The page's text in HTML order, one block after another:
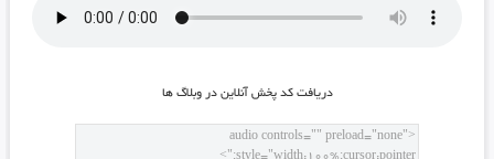
دريافت کد پخش آنلاين در وبلاگ ها